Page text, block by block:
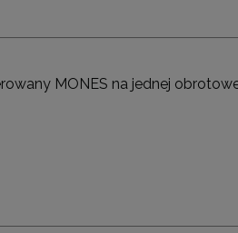
Lampa wisząca CHIC-6, biało
1 999,00 zł
MONES na jednej